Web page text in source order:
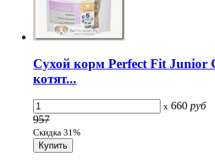
Сухой корм Perfect Fit Junior
котят...
x 660 руб
957
Скидка 31%